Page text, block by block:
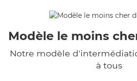
Modèle le moins
Notre modèle
à tous